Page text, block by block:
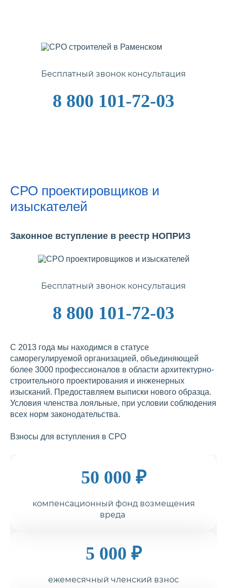
Бесплатный звонок консультация
8 800 101-72-03
СРО проектировщиков и
изыскателей
Законное вступление в реестр НОПРИЗ
Бесплатный звонок консультация
8 800 101-72-03
С 2013 года мы находимся в статусе
саморегулируемой организацией, объединяющей
более 3000 профессионалов в области архитектурно-
строительного проектирования и инженерных
изысканий. Предоставляем выписки нового образца.
Условия членства лояльные, при условии соблюдения
всех норм законодательства.
Взносы для вступления в СРО
50 000 ₽
компенсационный фонд возмещения
вреда
5 000 ₽
ежемесячный членский взнос